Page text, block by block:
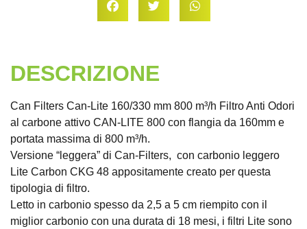
DESCRIZIONE
Can Filters Can-Lite 160/330 mm 800 m³/h Filtro Anti Odori
al carbone attivo CAN-LITE 800 con flangia da 160mm e
portata massima di 800 m³/h.
Versione “leggera” di Can-Filters, con carbonio leggero
Lite Carbon CKG 48 appositamente creato per questa
tipologia di filtro.
Letto in carbonio spesso da 2,5 a 5 cm riempito con il
miglior carbonio con una durata di 18 mesi, i filtri Lite sono